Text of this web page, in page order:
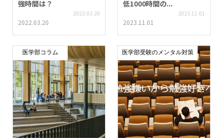
強時間は？
2022.03.20
2022.03.20
低1000時間の...
2023.11.01
2023.11.01
医学部コラム 医学部受験のメンタル対策